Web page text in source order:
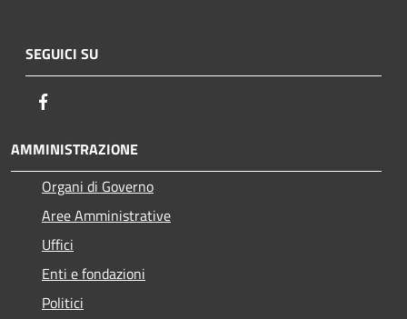
SEGUICI SU
AMMINISTRAZIONE
Organi di Governo
Aree Amministrative
Uffici
Enti e fondazioni
Politici